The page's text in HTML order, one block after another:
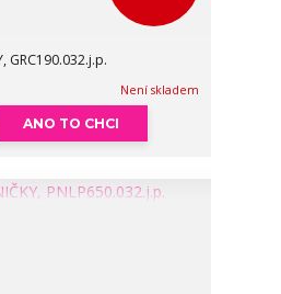
GRC190.032.j.p.
Není skladem
ANO TO CHCI